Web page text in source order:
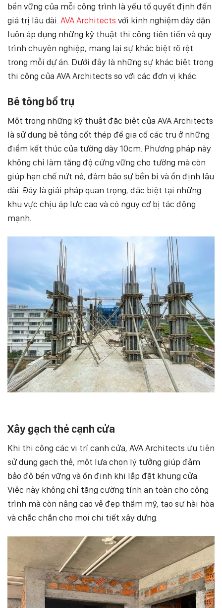
bền vững của mỗi công trình là yếu tố quyết định đến
giá trị lâu dài. AVA Architects với kinh nghiệm dày dặn
luôn áp dụng những kỹ thuật thi công tiên tiến và quy
trình chuyên nghiệp, mang lại sự khác biệt rõ rệt
trong mỗi dự án. Dưới đây là những sự khác biệt trong
thi công của AVA Architects so với các đơn vị khác.
Bê tông bổ trụ
Một trong những kỹ thuật đặc biệt của AVA Architects
là sử dụng bê tông cốt thép để gia cố các trụ ở những
điểm kết thúc của tường dày 10cm. Phương pháp này
không chỉ làm tăng độ cứng vững cho tường mà còn
giúp hạn chế nứt nẻ, đảm bảo sự bền bỉ và ổn định lâu
dài. Đây là giải pháp quan trọng, đặc biệt tại những
khu vực chịu áp lực cao và có nguy cơ bị tác động
mạnh.
Xây gạch thẻ cạnh cửa
Khi thi công các vị trí cạnh cửa, AVA Architects ưu tiên
sử dụng gạch thẻ, một lựa chọn lý tưởng giúp đảm
bảo độ bền vững và ổn định khi lắp đặt khung cửa.
Việc này không chỉ tăng cường tính an toàn cho công
trình mà còn nâng cao vẻ đẹp thẩm mỹ, tạo sự hài hòa
và chắc chắn cho mọi chi tiết xây dựng.